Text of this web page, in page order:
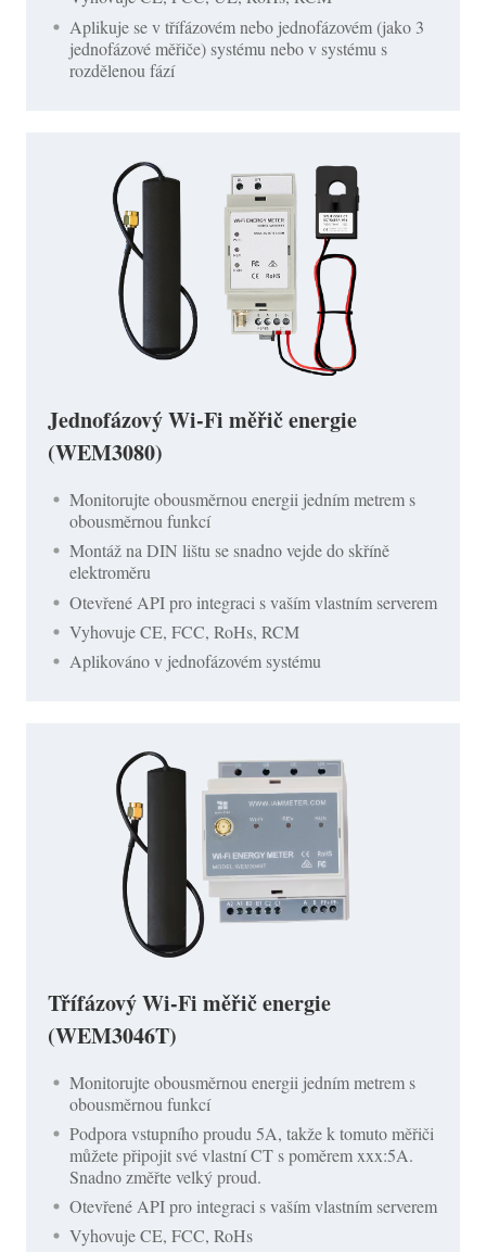
Aplikuje se v třífázovém nebo jednofázovém (jako 3
jednofázové měřiče) systému nebo v systému s
rozdělenou fází
Jednofázový Wi-Fi měřič energie
(WEM3080)
Monitorujte obousměrnou energii jedním metrem s
obousměrnou funkcí
Montáž na DIN lištu se snadno vejde do skříně
elektroměru
Otevřené API pro integraci s vaším vlastním serverem
Vyhovuje CE, FCC, RoHs, RCM
Aplikováno v jednofázovém systému
Třífázový Wi-Fi měřič energie
(WEM3046T)
Monitorujte obousměrnou energii jedním metrem s
obousměrnou funkcí
Podpora vstupního proudu 5A, takže k tomuto měřiči
můžete připojit své vlastní CT s poměrem xxx:5A.
Snadno změřte velký proud.
Otevřené API pro integraci s vaším vlastním serverem
Vyhovuje CE, FCC, RoHs